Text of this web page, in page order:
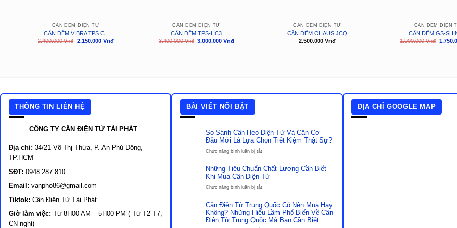
CÂN ĐẾM ĐIỆN TỬ
CÂN ĐẾM VIBRA TPS C .
2.400.000Vnđ Giá
2.150.000VnđGiá
CÂN ĐẾM ĐIỆN TỬ
CÂN ĐẾM TPS-HC3
3.400.000Vnđ Giá
3.000.000 VnđGiá
CÂN ĐẾM ĐIỆN TỬ
CÂN ĐẾM OHAUS JCQ
2.500.000Vnđ
CÂN ĐẾM ĐIỆN
CÂN ĐẾM GS-
1.900.000Vnđ Giá
THÔNG TIN LIÊN HỆ
CÔNG TY CÂN ĐIỆN TỬ TÀI PHÁT
Địa chỉ: 34/21 Võ Thị Thừa, P. An Phú Đông,
TP.HCM
SĐT: 0948.287.810
Email: vanpho86@gmail.com
Tiktok: Cân Điện Tử Tài Phát
Giờ làm việc: Từ 8H00 AM – 5H00 PM ( Từ T2-T7,
CN nghỉ)
BÀI VIẾT NỔI BẬT
So Sánh Cân Heo Điện Tử Và Cân Cơ –
Đâu Mới Là Lựa Chọn Tiết Kiệm Thật Sự?
Chức năng bình luận bị tắtở
Cân
Heo
Điện
Cân
Cơ
–
Những Tiêu Chuẩn Chất Lượng Cần Biết
Khi Mua Cân Điện Tử
Chức năng bình luận bị tắtở
Chuẩn
Chất
Lượng
Cân Điện Tử Trung Quốc Có Nên Mua Hay
Không? Những Hiểu Lầm Phổ Biến Về Cân
Điện Tử Trung Quốc Mà Bạn Cần Biết
ĐỊA CHỈ GOOGLE MAP